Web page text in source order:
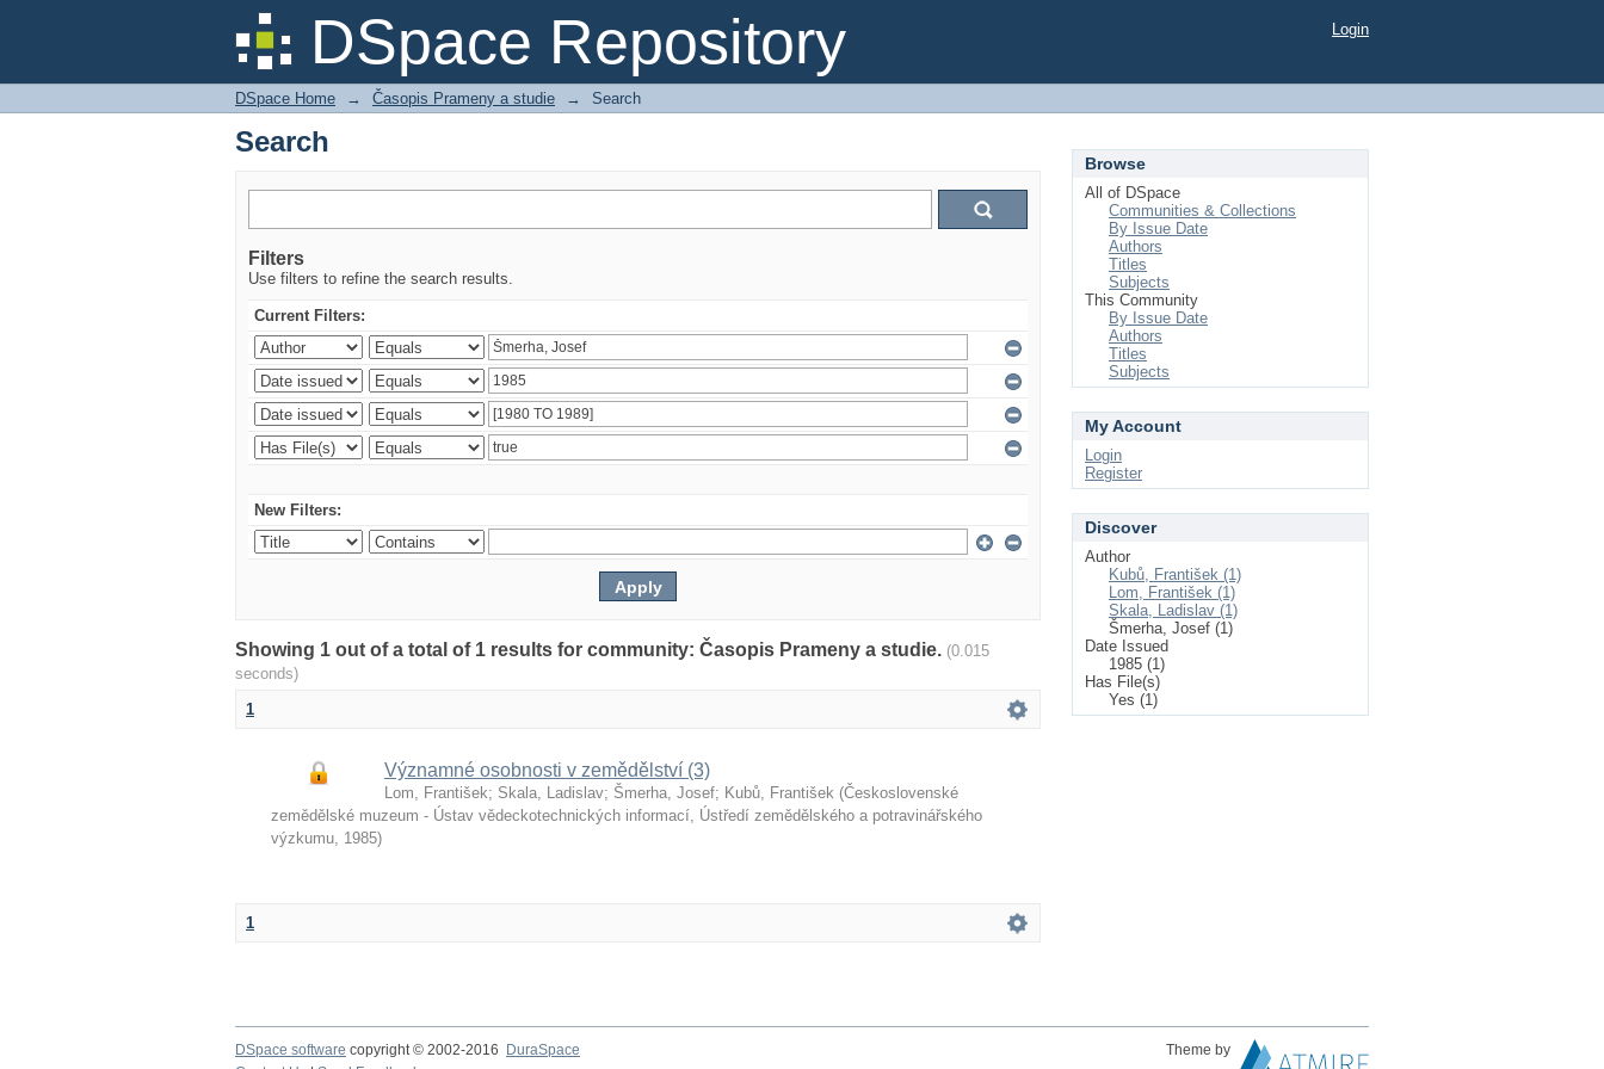
DSpace Repository
Search Login
DSpace Home → Časopis Prameny a studie → Search
Search
Filters
Use filters to refine the search results.
Current Filters:
New Filters:
Showing 1 out of a total of 1 results for community: Časopis Prameny a studie. (0.015
seconds)
1
Významné osobnosti v zemědělství (3)
Lom, František; Skala, Ladislav; Šmerha, Josef; Kubů, František (Československé
zemědělské muzeum - Ústav vědeckotechnických informací, Ústředí zemědělského a potravinářského
výzkumu, 1985)
1
Browse
All of DSpace
Communities & Collections
By Issue Date
Authors
Titles
Subjects
This Community
By Issue Date
Authors
Titles
Subjects
My Account
Login
Register
Discover
Author
Kubů, František (1)
Lom, František (1)
Skala, Ladislav (1)
Šmerha, Josef (1)
Date Issued
1985 (1)
Has File(s)
Yes (1)
DSpace software copyright © 2002-2016 DuraSpace
Theme by